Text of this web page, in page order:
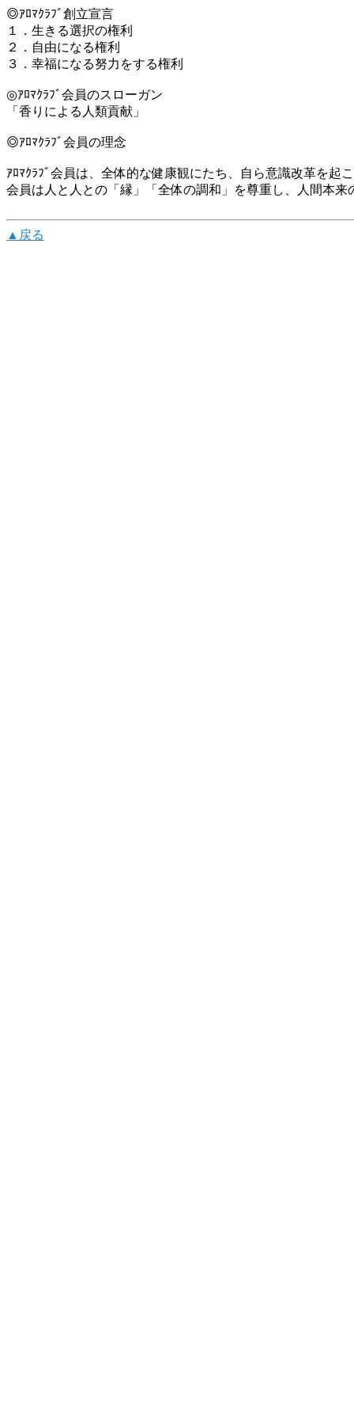
◎ｱﾛﾏｸﾗﾌﾞ創立宣言
１．生きる選択の権利
２．自由になる権利
３．幸福になる努力をする権利
◎ｱﾛﾏｸﾗﾌﾞ会員のスローガン
「香りによる人類貢献」
◎ｱﾛﾏｸﾗﾌﾞ会員の理念
ｱﾛﾏｸﾗﾌﾞ会員は、全体的な健康観にたち、自ら意識改革を起
会員は人と人との「縁」「全体の調和」を尊重し、人間本
▲戻る